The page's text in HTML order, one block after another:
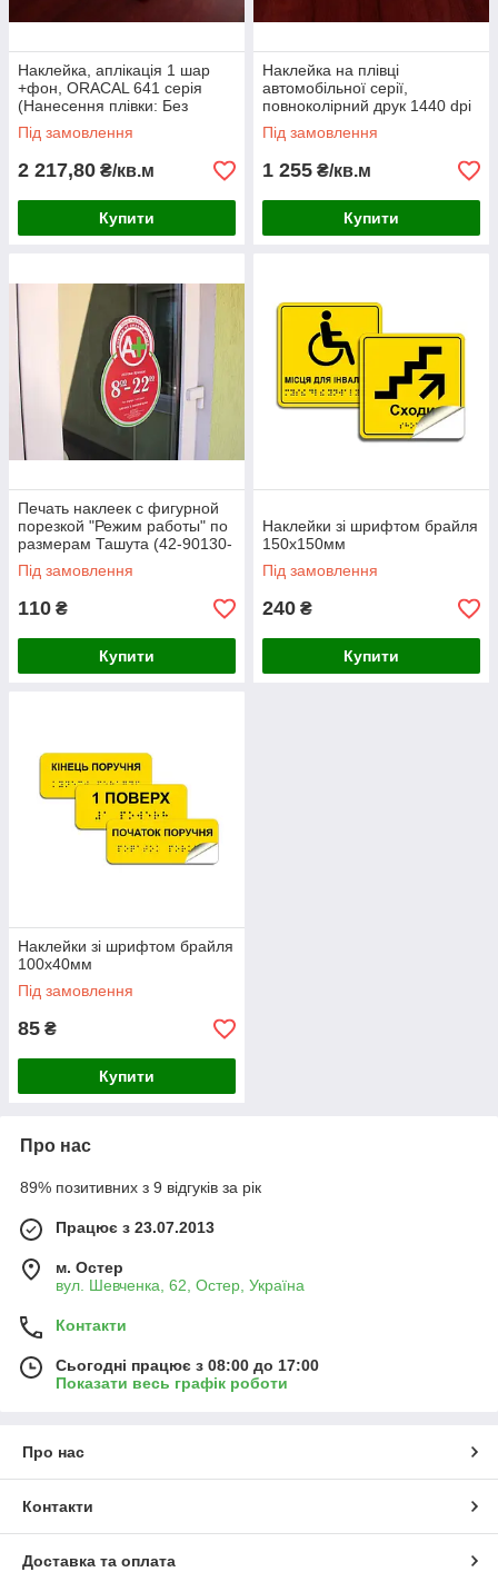
Наклейка, аплікація 1 шар
+фон, ORACAL 641 серія
(Нанесення плівки: Без
прикатки на поверхню;
Висота символу: 2-3см;)
Під замовлення
2 217,80 ₴/кв.м
Купити
Наклейка на плівці
автомобільної серії,
повноколірний друк 1440 dpi
(Нанесення плівки: Без
прикатки, обрізання в розмір;
Під замовлення
1 255 ₴/кв.м
Купити
Печать наклеек с фигурной
порезкой "Режим работы" по
размерам Ташута (42-90130-
04)
Під замовлення
110 ₴
Купити
Наклейки зі шрифтом брайля
150х150мм
Під замовлення
240 ₴
Купити
Наклейки зі шрифтом брайля
100х40мм
Під замовлення
85 ₴
Купити
Про нас
89% позитивних з 9 відгуків за рік
Працює з 23.07.2013
м. Остер
вул. Шевченка, 62, Остер, Україна
Контакти
Сьогодні працює з 08:00 до 17:00
Показати весь графік роботи
Про нас
Контакти
Доставка та оплата